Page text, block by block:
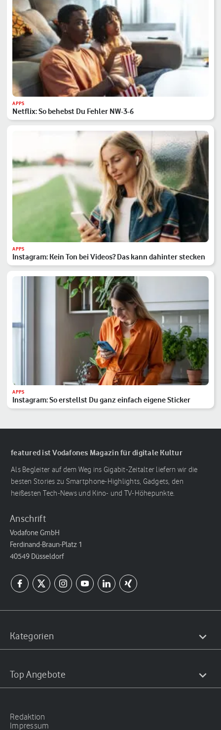
APPS
Netflix: So behebst Du Fehler NW-3-6
APPS
Instagram: Kein Ton bei Videos? Das kann dahinter stecken
APPS
Instagram: So erstellst Du ganz einfach eigene Sticker
featured ist Vodafones Magazin für digitale Kultur
Als Begleiter auf dem Weg ins Gigabit-Zeitalter liefern wir die
besten Stories zu Smartphone-Highlights, Gadgets, den
heißesten Tech-News und Kino- und TV-Höhepunkte.
Anschrift
Vodafone GmbH
Ferdinand-Braun-Platz 1
40549 Düsseldorf
Kategorien
Top Angebote
Redaktion
Impressum